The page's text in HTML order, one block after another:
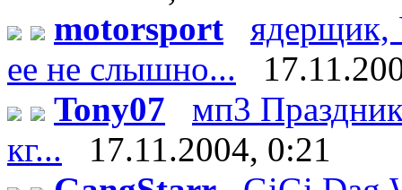
motorsport
ядерщик,
ее не слышно...
Tony07
мп3
кг...
17.11.2004, 0:21